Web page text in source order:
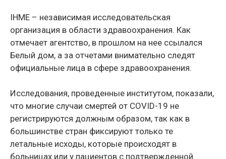
IHME – независимая исследовательская
организация в области здравоохранения. Как
отмечает агентство, в прошлом на нее ссылался
Белый дом, а за отчетами внимательно следят
официальные лица в сфере здравоохранения.
Исследования, проведенные институтом, показали,
что многие случаи смертей от COVID-19 не
регистрируются должным образом, так как в
большинстве стран фиксируют только те
летальные исходы, которые происходят в
больницах или у пациентов с подтвержденной